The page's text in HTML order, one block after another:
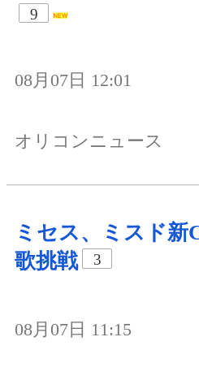
9
08月07日 12:01
オリコンニュース
ミセス、ミスド新
歌挑戦
3
08月07日 11:15